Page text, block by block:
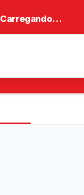
Carregando...